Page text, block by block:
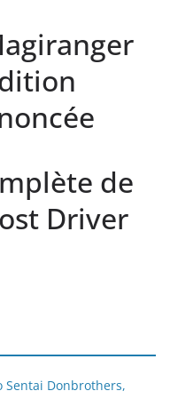
de
Driver
Sentai Donbrothers,